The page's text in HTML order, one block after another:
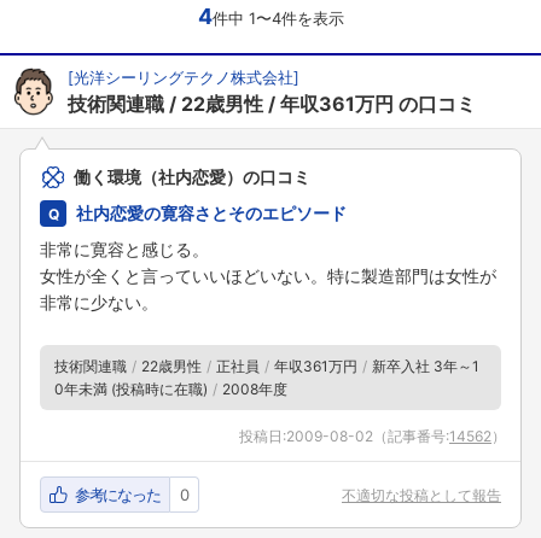
4件中 1〜4件を表示
[光洋シーリングテクノ株式会社]
技術関連職 22歳男性 年収361万円 の口コミ
働く環境（社内恋愛）の口コミ
社内恋愛の寛容さとそのエピソード
非常に寛容と感じる。
女性が全くと言っていいほどいない。特に製造部門は女性が
非常に少ない。
技術関連職 22歳男性 正社員 年収361万円
新卒入社 3年～1
0年未満 (投稿時に在職)
2008年度
投稿日:2009-08-02 （記事番号:14562）
参考になった 0 不適切な投稿として報告